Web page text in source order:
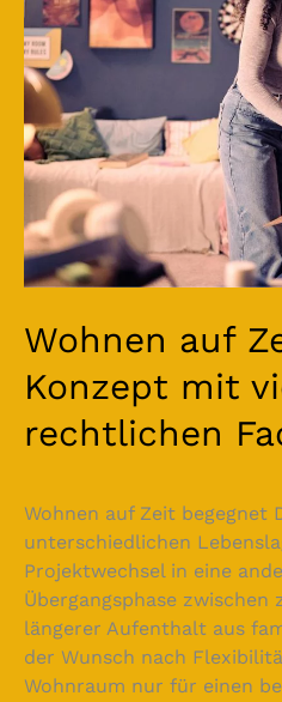
Wohnen auf
Konzept mit
rechtlichen
Wohnen auf Zeit begegnet
unterschiedlichen
Projektwechsel in eine
Übergangsphase zwischen
längerer Aufenthalt aus
der Wunsch nach
Wohnraum nur für einen
ein
Konzept
mit
vielen
rechtlichen
Facetten